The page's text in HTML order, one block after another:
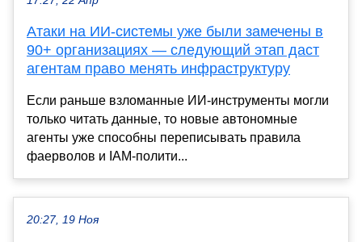
Атаки на ИИ-системы уже были замечены в
90+ организациях — следующий этап даст
агентам право менять инфраструктуру
Если раньше взломанные ИИ-инструменты могли
только читать данные, то новые автономные
агенты уже способны переписывать правила
фаерволов и IAM-полити...
20:27, 19 Ноя